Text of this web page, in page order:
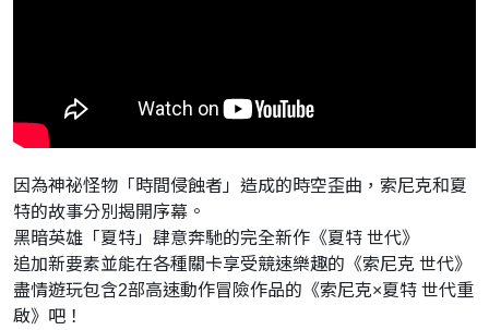
因為神祕怪物「時間侵蝕者」造成的時空歪曲，索尼克和夏
特的故事分別揭開序幕。
黑暗英雄「夏特」肆意奔馳的完全新作《夏特 世代》
追加新要素並能在各種關卡享受競速樂趣的《索尼克 世代》
盡情遊玩包含2部高速動作冒險作品的《索尼克×夏特 世代重
啟》吧！